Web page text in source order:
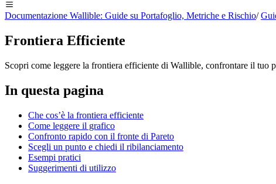
Documentazione Wallible: Guide su Portafoglio, Metriche e Rischio/
Frontiera Efficiente
Scopri come leggere la frontiera efficiente di Wallible, confrontare il
In questa pagina
Che cos’è la frontiera efficiente
Come leggere il grafico
Confronto rapido con il fronte di Pareto
Scegli un punto e chiedi il ribilanciamento
Esempi pratici
Suggerimenti di utilizzo